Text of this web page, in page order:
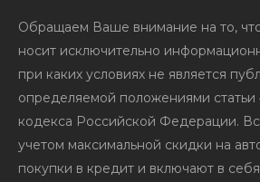
Обращаем Ваше внимание на то,
носит исключительно
при каких условиях не является
определяемой положениями статьи
кодекса Российской Федерации.
учетом максимальной скидки на
покупки в кредит и включают в